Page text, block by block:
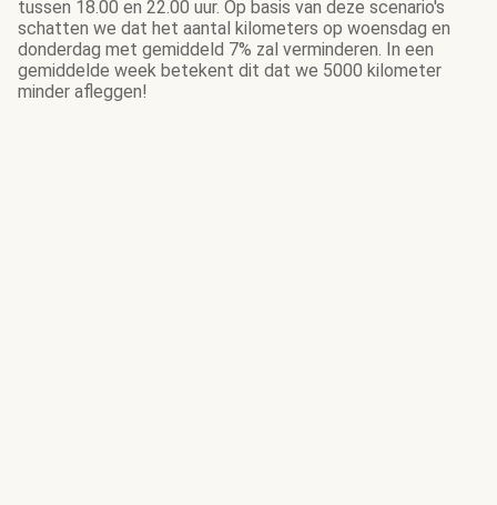
tussen 18.00 en 22.00 uur. Op basis van deze scenario's
schatten we dat het aantal kilometers op woensdag en
donderdag met gemiddeld 7% zal verminderen. In een
gemiddelde week betekent dit dat we 5000 kilometer
minder afleggen!